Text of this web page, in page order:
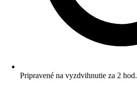
Pripravené na vyzdvihnutie za 2 hod.